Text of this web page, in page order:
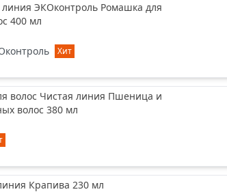
ЭКОконтроль Ромашка для
400 мл
Хит
волос Чистая линия Пшеница и
волос 380 мл
Крапива 230 мл